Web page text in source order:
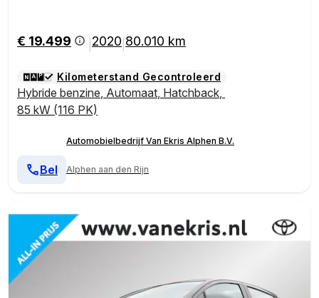
€ 19.499 2020 80.010 km
Kilometerstand Gecontroleerd
Hybride benzine, Automaat, Hatchback,
85 kW (116 PK)
Automobielbedrijf Van Ekris Alphen B.V.
Alphen aan den Rijn
Bel